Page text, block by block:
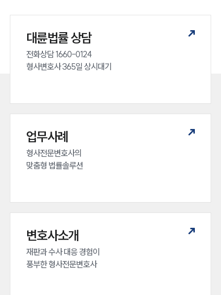
대륜법률 상담
전화상담 1660-0124
형사변호사 365일 상시대기
업무사례
형사전문변호사의
맞춤형 법률솔루션
변호사소개
재판과 수사 대응 경험이
풍부한 형사전문변호사